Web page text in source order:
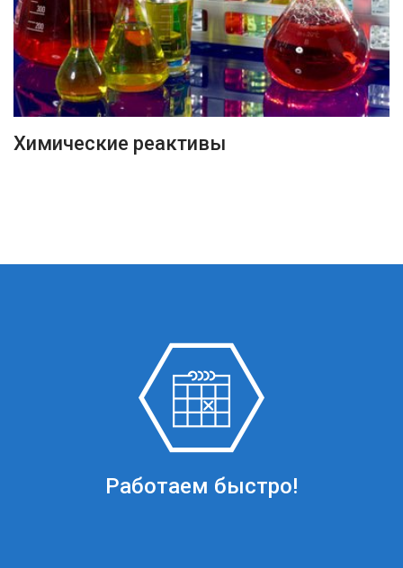
ПОДРОБНЕЕ
Химические реактивы
Работаем быстро!